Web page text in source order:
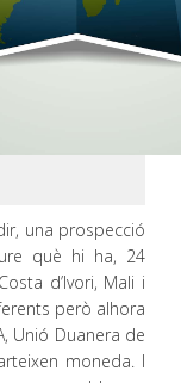
una prospecció
què hi ha, 24
d’Ivori, Mali i
però alhora
Unió Duanera de
moneda. I